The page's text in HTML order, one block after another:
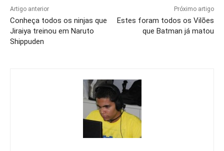
Artigo anterior
Conheça todos os ninjas que
Jiraiya treinou em Naruto
Shippuden
Próximo artigo
Estes foram todos os Vilões
que Batman já matou